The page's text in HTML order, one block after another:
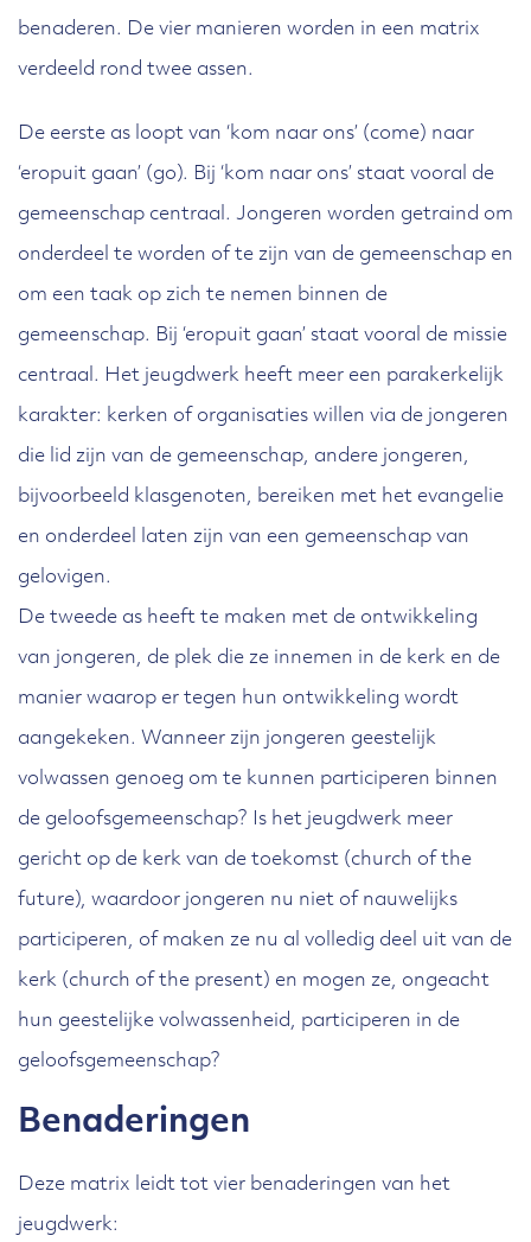
benaderen. De vier manieren worden in een matrix
verdeeld rond twee assen.
De eerste as loopt van ‘kom naar ons’ (come) naar
‘eropuit gaan’ (go). Bij ‘kom naar ons’ staat vooral de
gemeenschap centraal. Jongeren worden getraind om
onderdeel te worden of te zijn van de gemeenschap en
om een taak op zich te nemen binnen de
gemeenschap. Bij ‘eropuit gaan’ staat vooral de missie
centraal. Het jeugdwerk heeft meer een parakerkelijk
karakter: kerken of organisaties willen via de jongeren
die lid zijn van de gemeenschap, andere jongeren,
bijvoorbeeld klasgenoten, bereiken met het evangelie
en onderdeel laten zijn van een gemeenschap van
gelovigen.
De tweede as heeft te maken met de ontwikkeling
van jongeren, de plek die ze innemen in de kerk en de
manier waarop er tegen hun ontwikkeling wordt
aangekeken. Wanneer zijn jongeren geestelijk
volwassen genoeg om te kunnen participeren binnen
de geloofsgemeenschap? Is het jeugdwerk meer
gericht op de kerk van de toekomst (church of the
future), waardoor jongeren nu niet of nauwelijks
participeren, of maken ze nu al volledig deel uit van de
kerk (church of the present) en mogen ze, ongeacht
hun geestelijke volwassenheid, participeren in de
geloofsgemeenschap?
Benaderingen
Deze matrix leidt tot vier benaderingen van het
jeugdwerk: